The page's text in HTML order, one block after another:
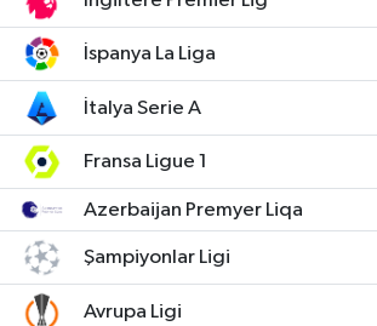
İspanya La Liga
İtalya Serie A
Fransa Ligue 1
Azerbaijan Premyer Liqa
Şampiyonlar Ligi
Avrupa Ligi
Magazin
Resmi İlanlar
Siyaset